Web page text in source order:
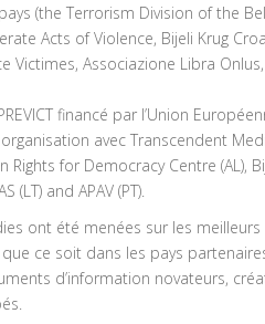
(the Terrorism Division of the
Acts of Violence, Bijeli Krug
Victimes, Associazione Libra
financé par l’Union
avec Transcendent
for Democracy Centre (AL),
(LT) and APAV (PT).
ont été menées sur les meilleurs
ce soit dans les pays
d’information novateurs,